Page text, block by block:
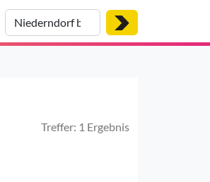
Treffer: 1 Ergebnis